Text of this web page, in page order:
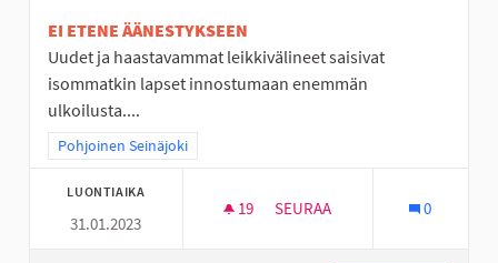
EI ETENE ÄÄNESTYKSEEN
Uudet ja haastavammat leikkivälineet saisivat
isommatkin lapset innostumaan enemmän
ulkoilusta....
Rajaa tulokset teeman mukaan: Pohjoinen Seinäjoki
Pohjoinen Seinäjoki
LUONTIAIKA
31.01.2023
19 19 SEURAAJAA
SEURAA 0